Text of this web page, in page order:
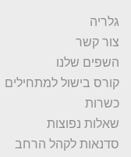
גלריה
צור קשר
השפים שלנו
קורס בישול למתחילים
כשרות
שאלות נפוצות
סדנאות לקהל הרחב